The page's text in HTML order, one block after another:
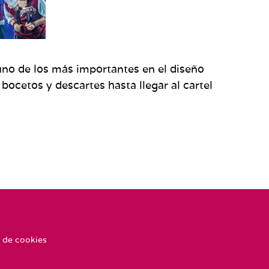
de los más importantes en el diseño
y descartes hasta llegar al cartel
de cookies